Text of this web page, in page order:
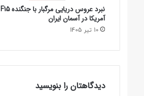
نبرد عروس دریایی مرگبار با جنگنده F15
آمریکا در آسمان ایران
10 تیر 1405
دیدگاهتان را بنویسید